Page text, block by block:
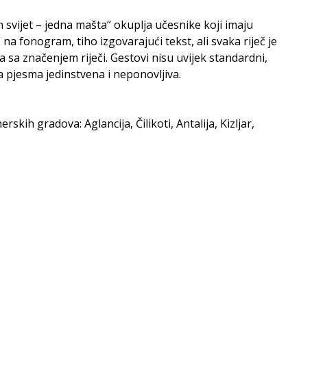
svijet – jedna mašta“ okuplja učesnike koji imaju
fonogram, tiho izgovarajući tekst, ali svaka riječ je
sa značenjem riječi. Gestovi nisu uvijek standardni,
jedinstvena i neponovljiva.
gradova: Aglancija, Čilikoti, Antalija, Kizljar,